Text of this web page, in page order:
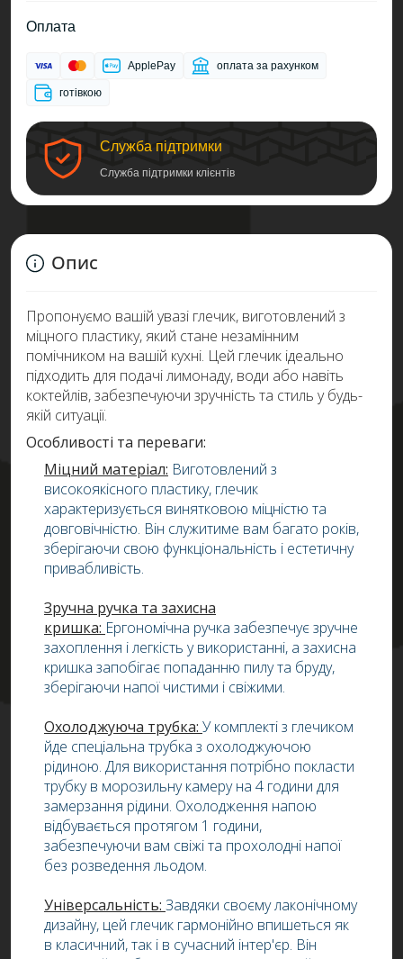
Оплата
ApplePay оплата за рахунком
готівкою
Служба підтримки
Служба підтримки клієнтів
Опис
Пропонуємо вашій увазі глечик, виготовлений з
міцного пластику, який стане незамінним
помічником на вашій кухні. Цей глечик ідеально
підходить для подачі лимонаду, води або навіть
коктейлів, забезпечуючи зручність та стиль у будь-
якій ситуації.
Особливості та переваги:
Міцний матеріал: Виготовлений з
високоякісного пластику, глечик
характеризується винятковою міцністю та
довговічністю. Він служитиме вам багато років,
зберігаючи свою функціональність і естетичну
привабливість.
Зручна ручка та захисна
кришка: Ергономічна ручка забезпечує зручне
захоплення і легкість у використанні, а захисна
кришка запобігає попаданню пилу та бруду,
зберігаючи напої чистими і свіжими.
Охолоджуюча трубка: У комплекті з глечиком
йде спеціальна трубка з охолоджуючою
рідиною. Для використання потрібно покласти
трубку в морозильну камеру на 4 години для
замерзання рідини. Охолодження напою
відбувається протягом 1 години,
забезпечуючи вам свіжі та прохолодні напої
без розведення льодом.
Універсальність: Завдяки своєму лаконічному
дизайну, цей глечик гармонійно впишеться як
в класичний, так і в сучасний інтер'єр. Він